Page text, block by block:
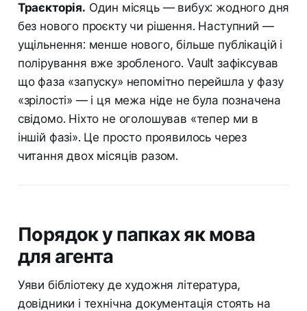
Траєкторія. Один місяць — вибух: жодного дня
без нового проєкту чи рішення. Наступний —
ущільнення: менше нового, більше публікацій і
полірування вже зробленого. Vault зафіксував
що фаза «запуску» непомітно перейшла у фазу
«зрілості» — і ця межа ніде не була позначена
свідомо. Ніхто не оголошував «тепер ми в
іншій фазі». Це просто проявилось через
читання двох місяців разом.
Порядок у папках як мова
для агента
Уяви бібліотеку де художня література,
довідники і технічна документація стоять на